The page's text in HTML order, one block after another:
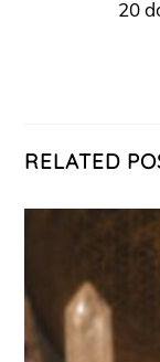
20
RELATED